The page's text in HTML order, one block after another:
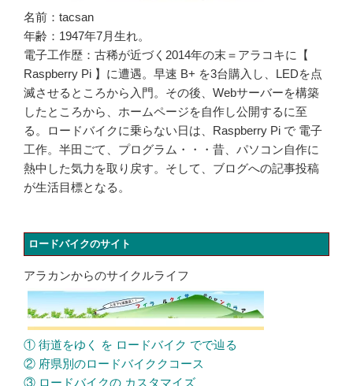
名前：tacsan
年齢：1947年7月生れ。
電子工作歴：古稀が近づく2014年の末＝アラコキに【
Raspberry Pi 】に遭遇。早速 B+ を3台購入し、LEDを点
滅させるところから入門。その後、Webサーバーを構築
したところから、ホームページを自作し公開するに至
る。ロードバイクに乗らない日は、Raspberry Pi で 電子
工作。半田ごて、プログラム・・・昔、パソコン自作に
熱中した気力を取り戻す。そして、ブログへの記事投稿
が生活目標となる。
ロードバイクのサイト
アラカンからのサイクルライフ
① 街道をゆく を ロードバイク でで辿る
② 府県別のロードバイククコース
③ ロードバイクの カスタマイズ